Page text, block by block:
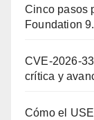
Cinco pasos
Foundation
CVE-2026-
crítica y
Cómo el